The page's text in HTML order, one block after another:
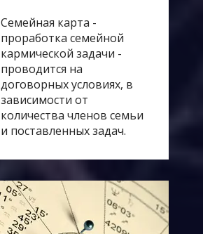
Семейная карта -
проработка семейной
кармической задачи -
проводится на
договорных условиях, в
зависимости от
количества членов семьи
и поставленных задач.